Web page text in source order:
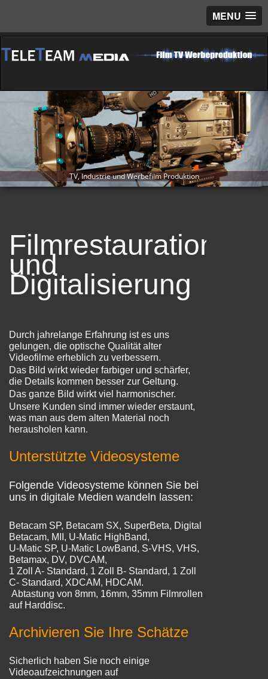
MENU
TV, Industrie und Werbefilm Produktion
Filmrestauration
und
Digitalisierung
Durch jahrelange Erfahrung ist es uns
gelungen, die optische Qualität alter
Videofilme erheblich zu verbessern.
Das Bild wirkt wieder farbiger und schärfer,
die Details kommen besser zur Geltung.
Das ganze Bild wirkt viel harmonischer.
Unsere Kunden sind immer wieder erstaunt,
was man aus dem alten Material noch
herausholen kann.
Unterstützte Videosysteme
Folgende Videosysteme können Sie bei
uns in digitale Medien wandeln lassen:
Betacam SP, Betacam SX, SuperBeta, Digital
Betacam, MII, U-Matic HighBand,
U-Matic SP, U-Matic LowBand, S-VHS, VHS,
Betamax, DV, DVCAM,
1 Zoll A- Standard, 1 Zoll B- Standard, 1 Zoll
C- Standard, XDCAM, HDCAM.
Abtastung von 8mm, 16mm, 35mm Filmrollen
auf Harddisc.
Archivieren Sie Ihre Schätze
Sicherlich haben Sie noch einige
Videoaufzeichnungen auf